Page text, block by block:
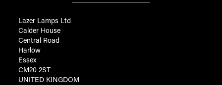
Lazer Lamps Ltd
Calder House
Central Road
Harlow
Essex
CM20 2ST
UNITED KINGDOM